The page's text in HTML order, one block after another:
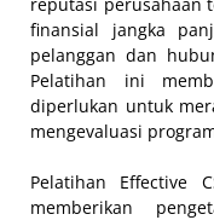
finansial jangka
pelanggan dan
Pelatihan ini
diperlukan untuk
mengevaluasi
Pelatihan Effective
memberikan